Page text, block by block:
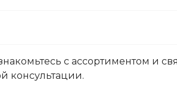
с ассортиментом и
консультации.